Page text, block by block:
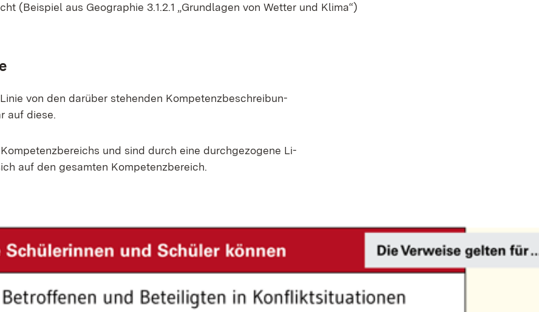
(Bei­spiel aus Geo­gra­phie 3.1.2.1 „Grund­la­gen von Wet­ter und Kli­ma“)
von den dar­über ste­hen­den Kom­pe­tenz­be­schrei­bun­
auf die­se.
und sind durch ei­ne durch­ge­zo­ge­ne Li­
auf den ge­sam­ten Kom­pe­tenz­be­reich.